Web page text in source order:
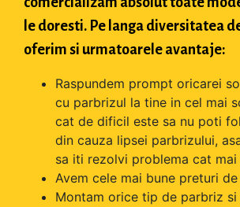
le doresti. Pe langa diversitatea
oferim si urmatoarele avantaje:
Raspundem prompt oricarei
cu parbrizul la tine in cel mai
cat de dificil este sa nu poti
din cauza lipsei parbrizului,
sa iti rezolvi problema cat mai
Avem cele mai bune preturi
Montam orice tip de parbriz si